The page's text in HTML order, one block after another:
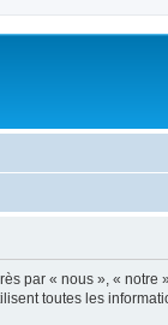
par « nous », « notre
toutes les